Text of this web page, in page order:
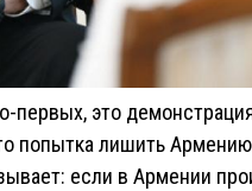
это
попытка лишить
если в Армении